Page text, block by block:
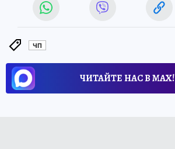
ЧП
ЧИТАЙТЕ НАС В МАХ!